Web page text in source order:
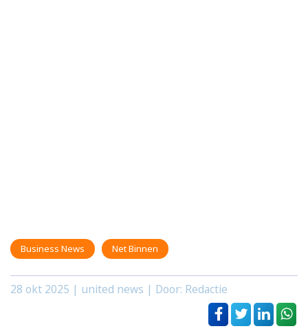
Business News Net Binnen
28 okt 2025 | united news | Door: Redactie